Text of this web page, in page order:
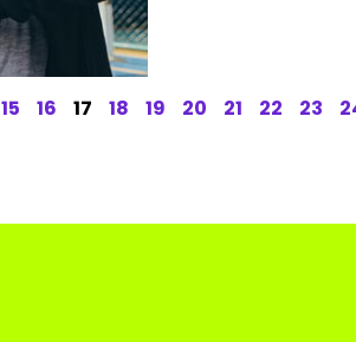
15 16 17 18 19 20 21 22 23